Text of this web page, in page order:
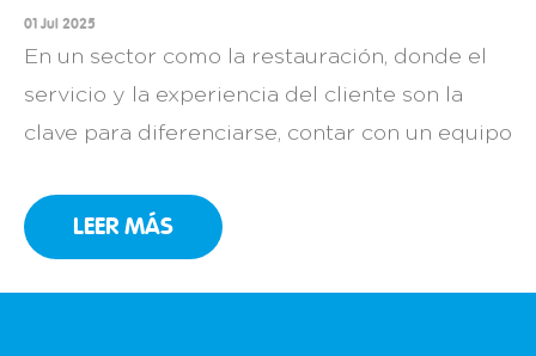
01 Jul 2025
En un sector como la restauración, donde el
servicio y la experiencia del cliente son la
clave para diferenciarse, contar con un equipo
muy bien Can Ribot, un restaurante familiar
en Girona con más de 25 años de historia que,
LEER MÁS